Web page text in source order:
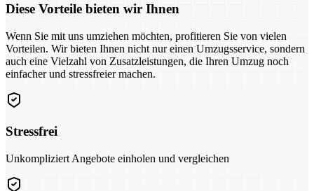
Diese Vorteile bieten wir Ihnen
Wenn Sie mit uns umziehen möchten, profitieren Sie von vielen
Vorteilen. Wir bieten Ihnen nicht nur einen Umzugsservice, sondern
auch eine Vielzahl von Zusatzleistungen, die Ihren Umzug noch
einfacher und stressfreier machen.
Stressfrei
Unkompliziert Angebote einholen und vergleichen